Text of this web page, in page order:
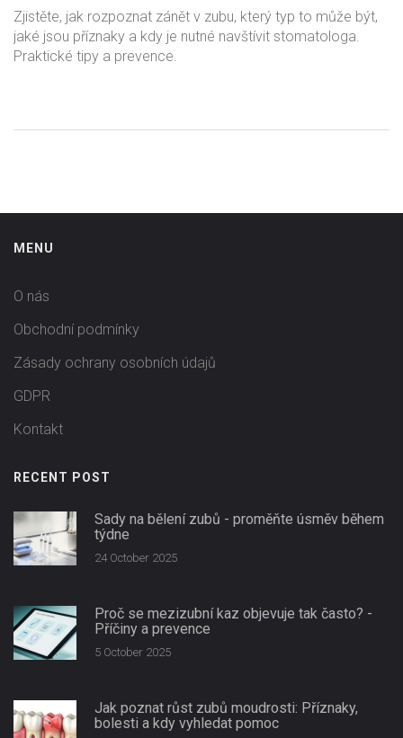
Zjistěte, jak rozpoznat zánět v zubu, který typ to může být,
jaké jsou příznaky a kdy je nutné navštívit stomatologa.
Praktické tipy a prevence.
MENU
O nás
Obchodní podmínky
Zásady ochrany osobních údajů
GDPR
Kontakt
RECENT POST
Sady na bělení zubů - proměňte úsměv během
týdne
24 October 2025
Proč se mezizubní kaz objevuje tak často? -
Příčiny a prevence
5 October 2025
Jak poznat růst zubů moudrosti: Příznaky,
bolesti a kdy vyhledat pomoc